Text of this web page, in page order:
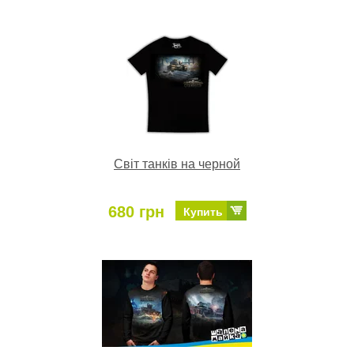
Світ танків на черной
680 грн Купить